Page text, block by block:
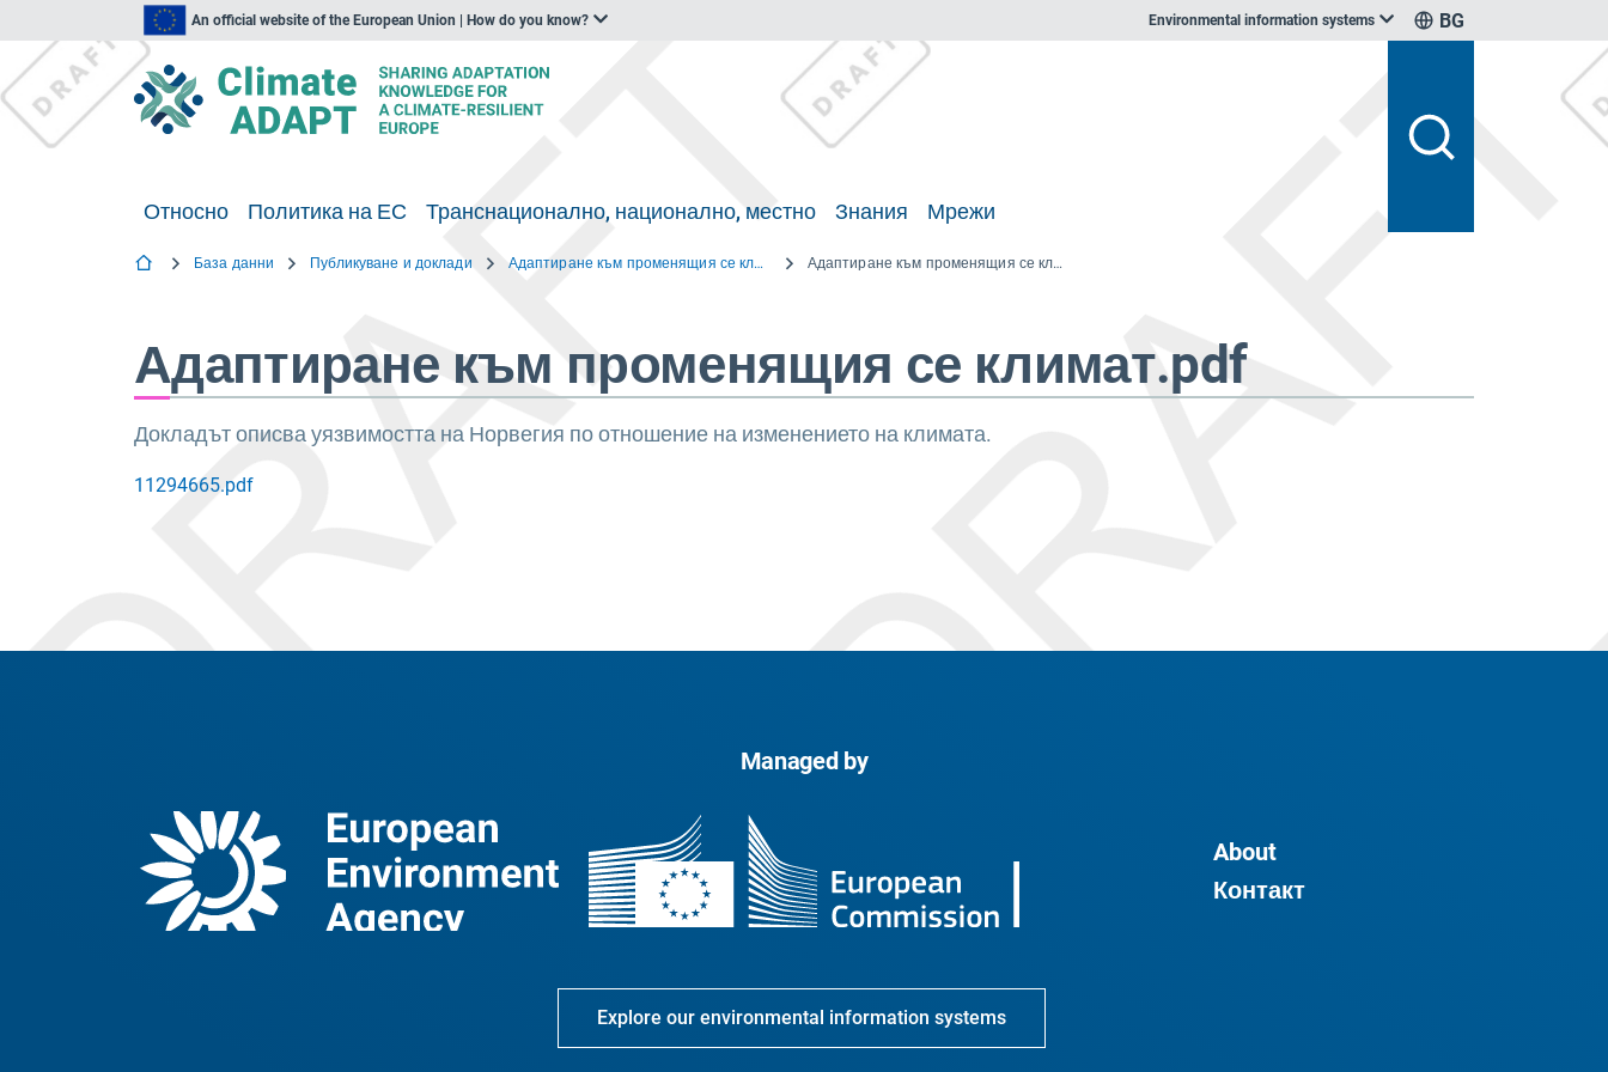
An official website of the European Union | How do you know? Environmental information systems BG
Относно Политика на ЕС Транснационално, национално, местно Знания Мрежи
База данни Публикуване и доклади Адаптиране към променящия се климат. Уязвимостта на Норвегия и необходимостта от адаптиране към последиците от изменението на климата Адаптиране към променящия се климат.pdf
Адаптиране към променящия се климат.pdf
Докладът описва уязвимостта на Норвегия по отношение на изменението на климата.
11294665.pdf
Managed by
About
Контакт
Explore our environmental information systems